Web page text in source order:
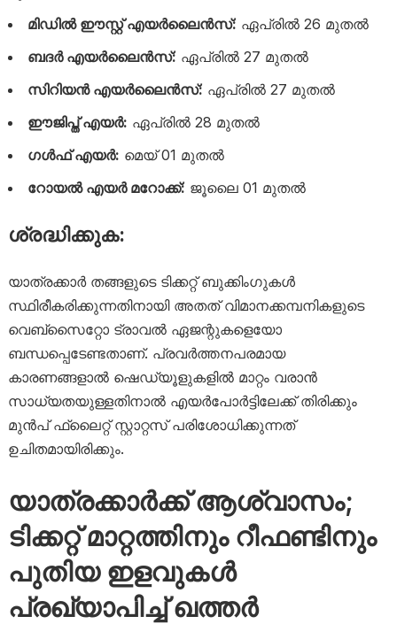
മിഡിൽ ഈസ്റ്റ് എയർലൈൻസ്: ഏപ്രിൽ 26 മുതൽ
ബദർ എയർലൈൻസ്: ഏപ്രിൽ 27 മുതൽ
സിറിയൻ എയർലൈൻസ്: ഏപ്രിൽ 27 മുതൽ
ഈജിപ്ത് എയർ: ഏപ്രിൽ 28 മുതൽ
ഗൾഫ് എയർ: മെയ് 01 മുതൽ
റോയൽ എയർ മറോക്ക്: ജൂലൈ 01 മുതൽ
ശ്രദ്ധിക്കുക:
യാത്രക്കാർ തങ്ങളുടെ ടിക്കറ്റ് ബുക്കിംഗുകൾ
സ്ഥിരീകരിക്കുന്നതിനായി അതത് വിമാനക്കമ്പനികളുടെ
വെബ്‌സൈറ്റോ ട്രാവൽ ഏജന്റുകളെയോ
ബന്ധപ്പെടേണ്ടതാണ്. പ്രവർത്തനപരമായ
കാരണങ്ങളാൽ ഷെഡ്യൂളുകളിൽ മാറ്റം വരാൻ
സാധ്യതയുള്ളതിനാൽ എയർപോർട്ടിലേക്ക് തിരിക്കും
മുൻപ് ഫ്ലൈറ്റ് സ്റ്റാറ്റസ് പരിശോധിക്കുന്നത്
ഉചിതമായിരിക്കും.
യാത്രക്കാർക്ക് ആശ്വാസം;
ടിക്കറ്റ് മാറ്റത്തിനും റീഫണ്ടിനും
പുതിയ ഇളവുകൾ
പ്രഖ്യാപിച്ച് ഖത്തർ